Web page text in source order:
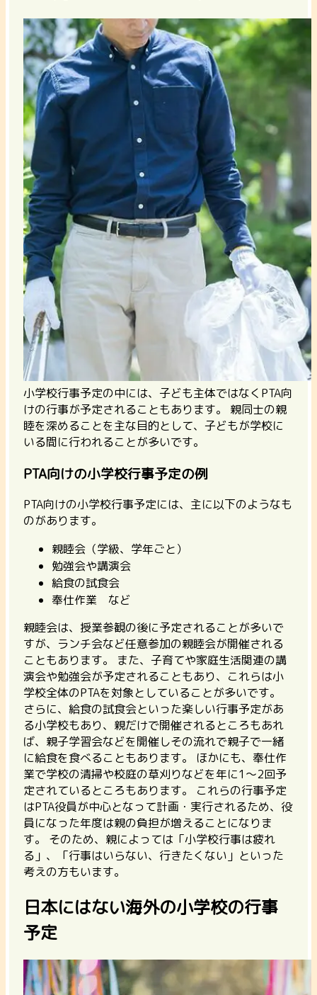
小学校行事予定の中には、子ども主体ではなくPTA向
けの行事が予定されることもあります。 親同士の親
睦を深めることを主な目的として、子どもが学校に
いる間に行われることが多いです。
PTA向けの小学校行事予定の例
PTA向けの小学校行事予定には、主に以下のようなも
のがあります。
親睦会（学級、学年ごと）
勉強会や講演会
給食の試食会
奉仕作業 など
親睦会は、授業参観の後に予定されることが多いで
すが、ランチ会など任意参加の親睦会が開催される
こともあります。 また、 子育てや家庭生活関連の講
演会や勉強会が予定されることもあり、これらは小
学校全体のPTAを対象としていることが多いです。
さらに、給食の試食会といった楽しい行事予定があ
る小学校もあり、親だけで開催されるところもあれ
ば、親子学習会などを開催しその流れで親子で一緒
に給食を食べることもあります。 ほかにも、奉仕作
業で学校の清掃や校庭の草刈りなどを年に1～2回予
定されているところもあります。 これらの行事予定
はPTA役員が中心となって計画・実行されるため、役
員になった年度は親の負担が増えることになりま
す。 そのため、親によっては「小学校行事は疲れ
る」、「行事はいらない、行きたくない」といった
考えの方もいます。
日本にはない海外の小学校の行事
予定